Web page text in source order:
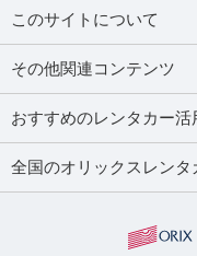
このサイトについて
その他関連コンテンツ
おすすめのレンタカー活
全国のオリックスレンタ